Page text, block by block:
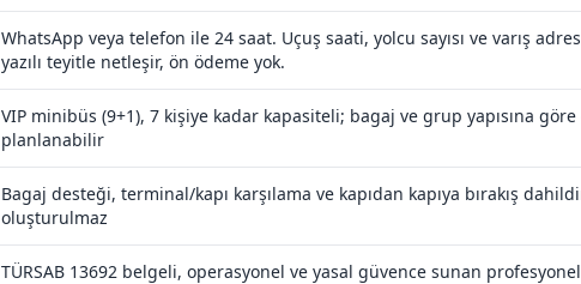
WhatsApp veya telefon ile 24 saat. Uçuş saati, yolcu sayısı ve varış
yazılı teyitle netleşir, ön ödeme yok.
VIP minibüs (9+1), 7 kişiye kadar kapasiteli; bagaj ve grup yapısına
planlanabilir
Bagaj desteği, terminal/kapı karşılama ve kapıdan kapıya bırakış
oluşturulmaz
TÜRSAB 13692 belgeli, operasyonel ve yasal güvence sunan